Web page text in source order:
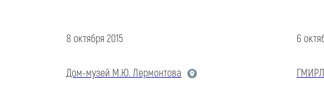
8 октября 2015
Дом-музей М.Ю. Лермонтова
6